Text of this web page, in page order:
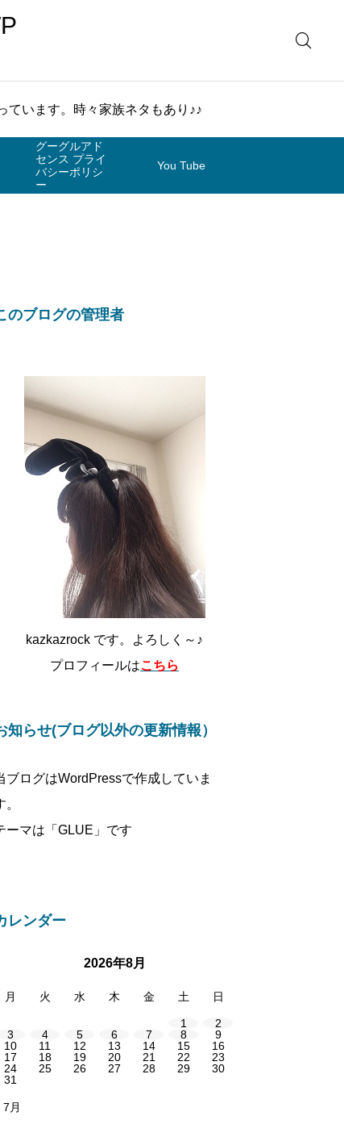
ています。時々家族ネタもあり♪♪
グーグルアド
センス プライ
バシーポリシ
ー
You Tube
のブログの管理者
kazkazrock です。よろしく～♪
プロフィールはこちら
知らせ(ブログ以外の更新情報）
ブログはWordPressで作成していま
。
ーマは「GLUE」です
レンダー
2026年8月
月 火 水 木 金 土 日
1
2
3
4 5 6 7 8
9
10
11 12 13 14 15
16
17
18 19 20 21 22
23
24
25 26 27 28 29
30
31
7月